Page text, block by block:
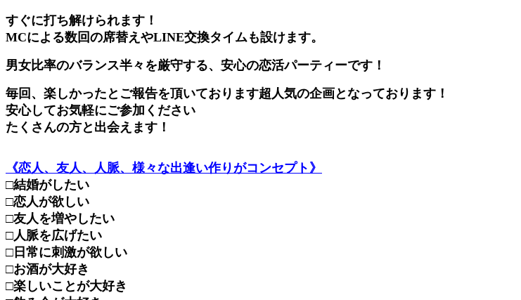
すぐに打ち解けられます！
MCによる数回の席替えやLINE交換タイムも設けます。
男女比率のバランス半々を厳守する、安心の恋活パーティーです！
毎回、楽しかったとご報告を頂いております超人気の企画となっております！
安心してお気軽にご参加ください
たくさんの方と出会えます！
《恋人、友人、人脈、様々な出逢い作りがコンセプト》
□結婚がしたい
□恋人が欲しい
□友人を増やしたい
□人脈を広げたい
□日常に刺激が欲しい
□お酒が大好き
□楽しいことが大好き